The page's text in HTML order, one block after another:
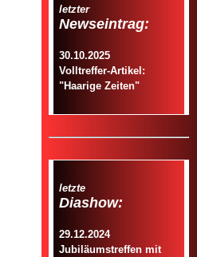
letzter
Newseintrag:
30.10.2025
Volltreffer-Artikel:
"Haarige Zeiten"
letzte
Diashow:
29.12.2024
Jubiläumstreffen mit